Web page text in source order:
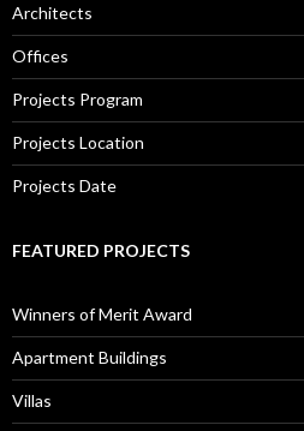
Architects
Offices
Projects Program
Projects Location
Projects Date
FEATURED PROJECTS
Winners of Merit Award
Apartment Buildings
Villas